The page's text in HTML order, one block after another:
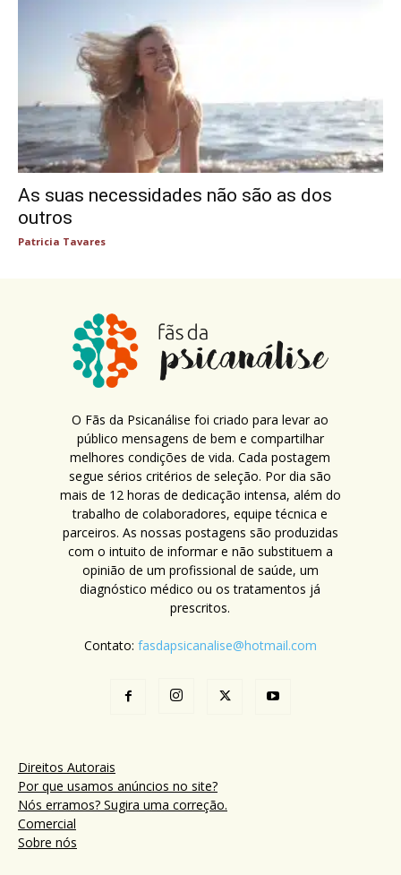
As suas necessidades não são as dos
outros
Patricia Tavares
O Fãs da Psicanálise foi criado para levar ao
público mensagens de bem e compartilhar
melhores condições de vida. Cada postagem
segue sérios critérios de seleção. Por dia são
mais de 12 horas de dedicação intensa, além do
trabalho de colaboradores, equipe técnica e
parceiros. As nossas postagens são produzidas
com o intuito de informar e não substituem a
opinião de um profissional de saúde, um
diagnóstico médico ou os tratamentos já
prescritos.
Contato: fasdapsicanalise@hotmail.com
Direitos Autorais
Por que usamos anúncios no site?
Nós erramos? Sugira uma correção.
Comercial
Sobre nós